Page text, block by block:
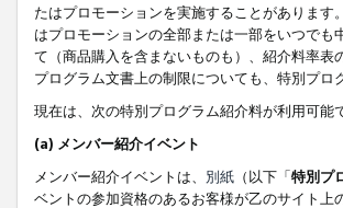
たはプロモーションを実施することがありま
はプロモーションの全部または一部をいつで
て（商品購入を含まないものも）、紹介料率
プログラム文書上の制限についても、特別プ
現在は、次の特別プログラム紹介料が利用可能
(a) メンバー紹介イベント
メンバー紹介イベントは、 別紙 （以下「特別プ
ベントの参加資格のあるお客様が乙のサイト